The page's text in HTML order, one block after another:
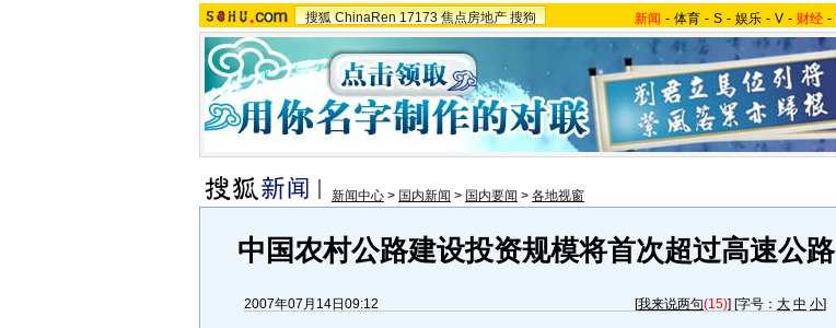
搜狐 ChinaRen 17173 焦点房地产 搜狗 新闻 - 体育 - S - 娱乐 - V - 财经 -
新闻中心 > 国内新闻 > 国内要闻 > 各地视窗
中国农村公路建设投资规模将首次超过高速公路
2007年07月14日09:12 [我来说两句(15)] [字号： 大 中 小]